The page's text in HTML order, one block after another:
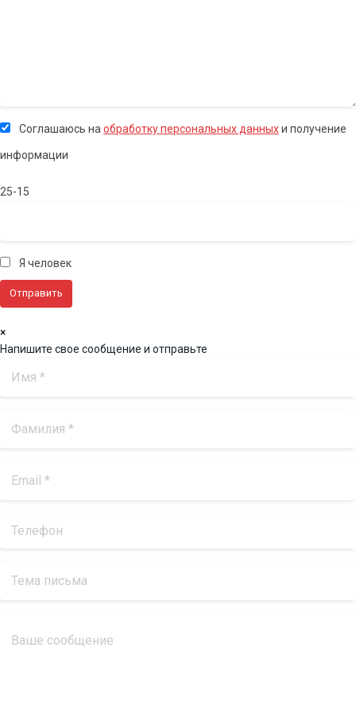
Соглашаюсь на обработку персональных данныхи получение
информации
25-15
Я человек
×
Напишите свое сообщение и отправьте